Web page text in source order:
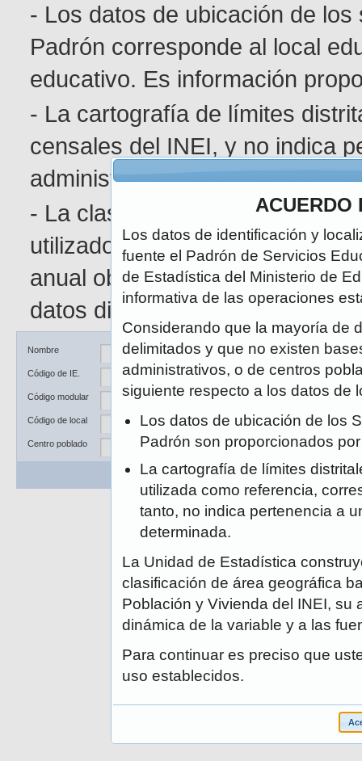
- Los datos de ubicación de
Padrón corresponde al local
educativo. Es información
- La cartografía de límites
censales del INEI, y no indica
administrativa determinada.
- La clasificación de área
utilizado en el Censo de
anual obedece a la naturaleza
datos disponibles.
Nombre
Código de IE.
Código modular
Código de local
Centro poblado
Ubicación DRE / UGEL
Departamento
Distrito
Buscar Limpiar
ACUERDO
Los datos de identificación y
fuente el Padrón de Servicios
de Estadística del Ministerio de
informativa de las operaciones
Considerando que la mayoría de
delimitados y que no existen
administrativos, o de centros
siguiente respecto a los datos de
Los datos de ubicación de los
Padrón son proporcionados
La cartografía de límites
utilizada como referencia,
tanto, no indica pertenencia a
determinada.
La Unidad de Estadística
clasificación de área geográfica
Población y Vivienda del INEI, su
dinámica de la variable y a las
Para continuar es preciso que
uso establecidos.